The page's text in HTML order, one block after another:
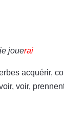
jouerai
acquérir,
voir,